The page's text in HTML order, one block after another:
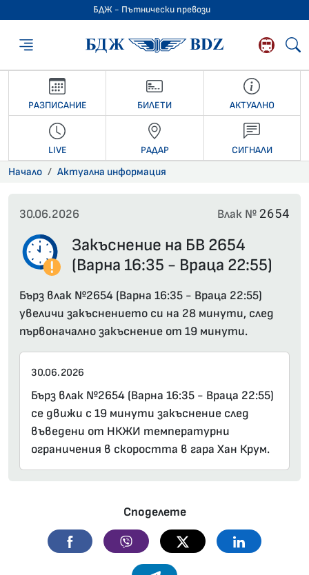
БДЖ - Пътнически превози
БДЖ -
РАЗПИСАНИЕ БИЛЕТИ АКТУАЛНО
LIVE РАДАР СИГНАЛИ
Начало Актуална информация
30.06.2026 Влак №2654
Закъснение на БВ 2654
(Варна 16:35 - Враца 22:55)
Бърз влак №2654 (Варна 16:35 - Враца 22:55)
увеличи закъснението си на 28 минути, след
първоначално закъснение от 19 минути.
30.06.2026
Бърз влак №2654 (Варна 16:35 - Враца 22:55)
се движи с 19 минути закъснение след
въведени от НКЖИ температурни
ограничения в скоростта в гара Хан Крум.
Споделете
Facebook Viber Twitter Linkedin